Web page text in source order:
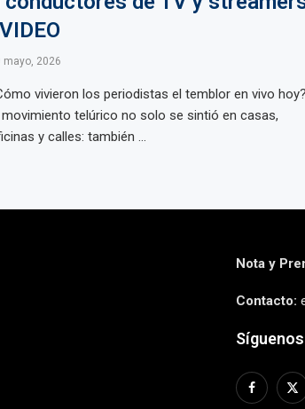
mayo, 2026
vivieron los periodistas el temblor en vivo hoy?
movimiento telúrico no solo se sintió en casas,
y calles: también ...
Nota y
Contacto: